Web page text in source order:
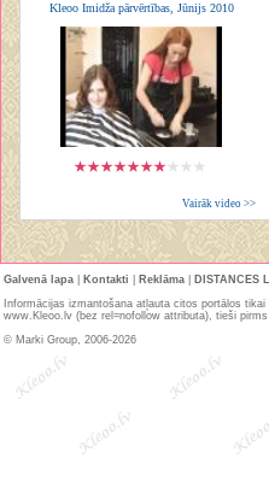
Kleoo Imidža pārvērtības, Jūnijs 2010
Vairāk video >>
Galvenā lapa Kontakti Reklāma DISTANCES
Informācijas izmantošana atļauta citos portālos
www.Kleoo.lv (bez rel=nofollow attributa), tieši
© Marki Group, 2006-2026